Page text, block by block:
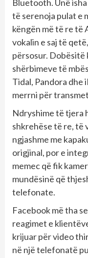
Bluetooth. Unë
të serenoja pulat e
këngën më të re të
vokalin e saj të
përsosur. Dobësitë
shërbimeve të
Tidal, Pandora dhe
merrni për
Ndryshime të tjera
shkrehëse të re, të
ngjashme me
origjinal, por e
memec që fik
mundësinë që
telefonate.
Facebook më tha
reagimet e
krijuar për video
në një telefonatë